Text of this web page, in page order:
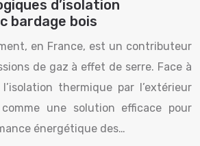
d’isolation
bardage bois
en France, est un contributeur
de gaz à effet de serre. Face à
thermique par l’extérieur
une solution efficace pour
énergétique des…